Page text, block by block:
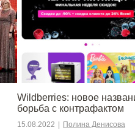
Wildberries: новое
борьба с контрафактом
15.08.2022 Полина Денисова